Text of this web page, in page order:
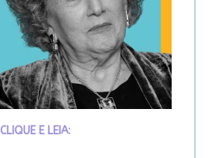
CLIQUE E LEIA: